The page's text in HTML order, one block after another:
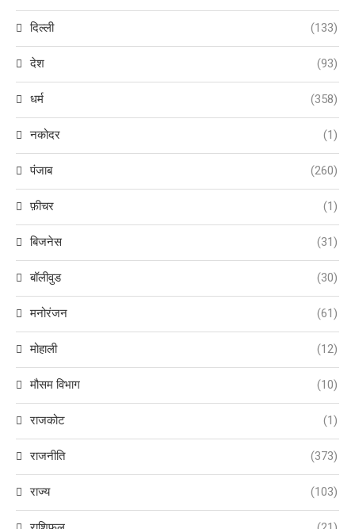
दिल्ली (133)
देश (93)
धर्म (358)
नकोदर (1)
पंजाब (260)
फ़ीचर (1)
बिजनेस (31)
बॉलीवुड (30)
मनोरंजन (61)
मोहाली (12)
मौसम विभाग (10)
राजकोट (1)
राजनीति (373)
राज्य (103)